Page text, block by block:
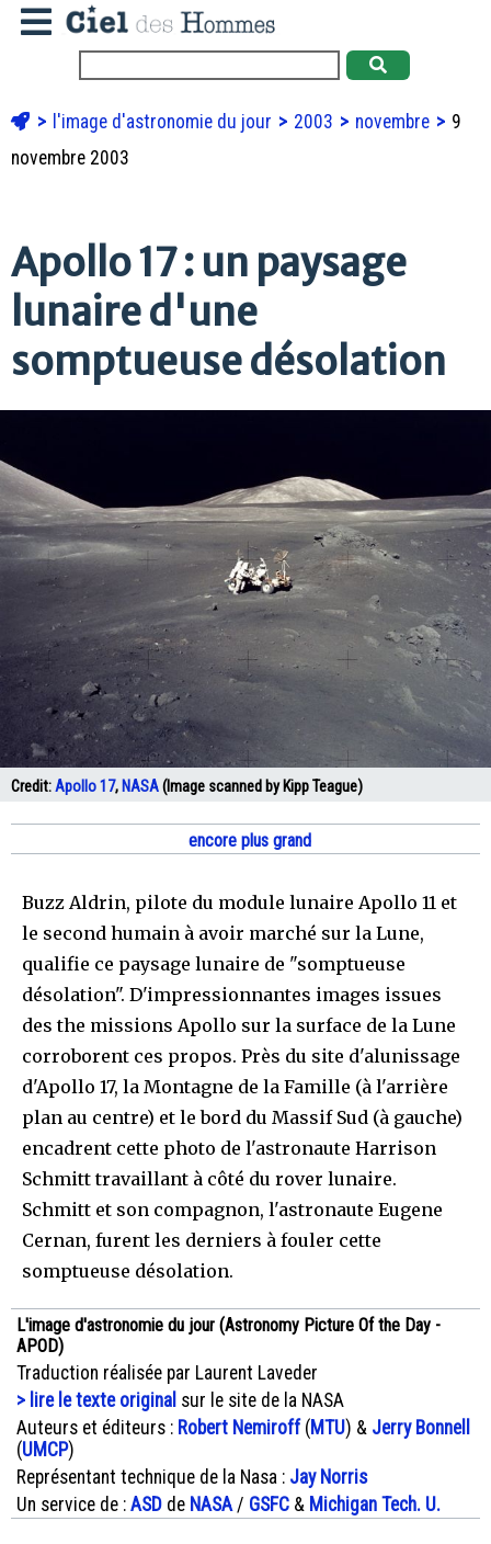
l'image d'astronomie du jour 2003 novembre
9
novembre 2003
Apollo 17 : un paysage
lunaire d'une
somptueuse désolation
Credit:Apollo 17, NASA(Image scanned by Kipp Teague)
encore plus grand
Buzz Aldrin, pilote du module lunaire Apollo 11 et
le second humain à avoir marché sur la Lune,
qualifie ce paysage lunaire de "somptueuse
désolation". D'impressionnantes images issues
des the missions Apollo sur la surface de la Lune
corroborent ces propos. Près du site d'alunissage
d'Apollo 17, la Montagne de la Famille (à l'arrière
plan au centre) et le bord du Massif Sud (à gauche)
encadrent cette photo de l'astronaute Harrison
Schmitt travaillant à côté du rover lunaire.
Schmitt et son compagnon, l'astronaute Eugene
Cernan, furent les derniers à fouler cette
somptueuse désolation.
L'image d'astronomie du jour (Astronomy Picture Of the Day -
APOD)
Traduction réalisée par Laurent Laveder
> lire le texte original sur le site de la NASA
Auteurs et éditeurs : Robert Nemiroff( MTU) & Jerry Bonnell
(UMCP)
Représentant technique de la Nasa : Jay Norris
Un service de : ASD de NASA/ GSFC & Michigan Tech. U.